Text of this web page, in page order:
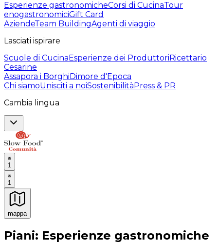
Esperienze gastronomicheCorsi di CucinaTour
enogastronomiciGift Card
AziendeTeam BuildingAgenti di viaggio
Lasciati ispirare
Scuole di CucinaEsperienze dei ProduttoriRicettario
Cesarine
Assapora i BorghiDimore d'Epoca
Chi siamoUnisciti a noiSostenibilitàPress & PR
Cambia lingua
1
1
mappa
Esperienze culinarie indimenticabili: Esperienze
Piani: Esperienze gastronomiche